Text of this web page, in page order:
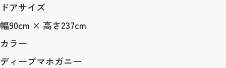
ドアサイズ
幅90cm × 高さ237cm
カラー
ディープマホガニー